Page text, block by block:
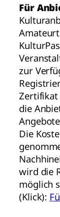
Für
zur
Zertifikat
die
Die
wird die
möglich
(Klick):